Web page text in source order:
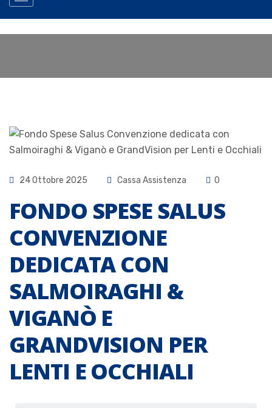
24 Ottobre 2025 Cassa Assistenza 0
FONDO SPESE SALUS
CONVENZIONE
DEDICATA CON
SALMOIRAGHI &
VIGANÒ E
GRANDVISION PER
LENTI E OCCHIALI